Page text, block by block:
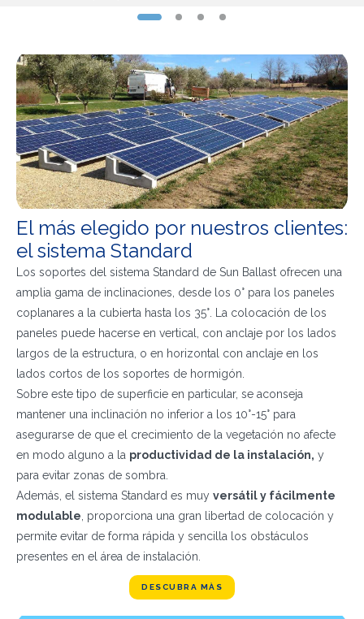
El más elegido por nuestros clientes:
el sistema Standard
Los soportes del sistema Standard de Sun Ballast ofrecen una
amplia gama de inclinaciones, desde los 0° para los paneles
coplanares a la cubierta hasta los 35°. La colocación de los
paneles puede hacerse en vertical, con anclaje por los lados
largos de la estructura, o en horizontal con anclaje en los
lados cortos de los soportes de hormigón.
Sobre este tipo de superficie en particular, se aconseja
mantener una inclinación no inferior a los 10°-15° para
asegurarse de que el crecimiento de la vegetación no afecte
en modo alguno a la productividad de la instalación, y
para evitar zonas de sombra.
Además, el sistema Standard es muy versátil y fácilmente
modulable , proporciona una gran libertad de colocación y
permite evitar de forma rápida y sencilla los obstáculos
presentes en el área de instalación.
DESCUBRA MÀS